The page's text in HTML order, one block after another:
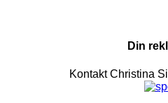
Din
Kontakt Christina